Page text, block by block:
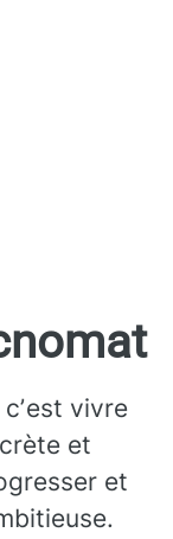
vivre
et
et